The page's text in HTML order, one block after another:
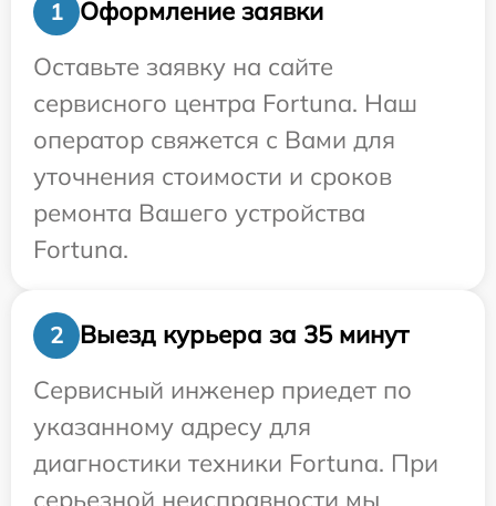
1
Оформление заявки
Оставьте заявку на сайте
сервисного центра Fortuna. Наш
оператор свяжется с Вами для
уточнения стоимости и сроков
ремонта Вашего устройства
Fortuna.
2
Выезд курьера за 35 минут
Сервисный инженер приедет по
указанному адресу для
диагностики техники Fortuna. При
серьезной неисправности мы